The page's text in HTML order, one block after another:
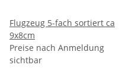
Flugzeug 5-fach sortiert ca
9x8cm
Preise nach Anmeldung
sichtbar